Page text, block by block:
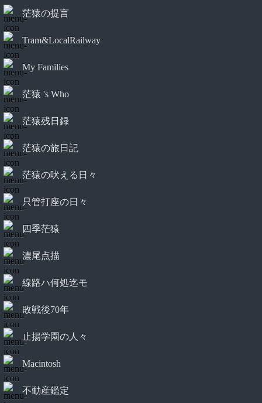
茫猿の提言
Tram&LocalRailway
My Families
茫猿 's Who
茫猿残日録
茫猿の旅日記
茫猿の吠える日々
只管打座の日々
四季茫猿
濃尾点描
線路ハ何処迄モ
敗戦後70年
止揚学園の人々
Macintosh
不動産鑑定